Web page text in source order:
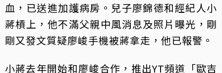
血，已送進加護病房。兒子廖錦德和經紀人小
蔣槓上，他不滿父親中風消息及照片曝光，剛
剛又發文質疑廖峻手機被蔣拿走，他已報警。
小蔣去年開始和廖峻合作，推出YT頻道「歐吉